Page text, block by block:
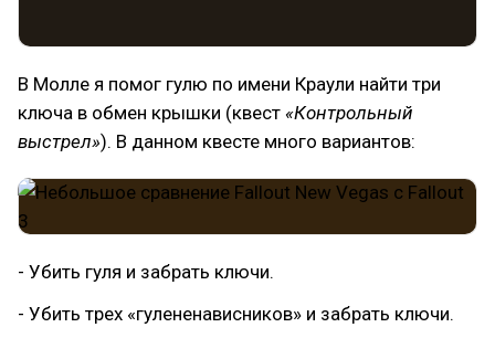
В Молле я помог гулю по имени Краули найти три
ключа в обмен крышки (квест «Контрольный
выстрел»). В данном квесте много вариантов:
- Убить гуля и забрать ключи.
- Убить трех «гулененависников» и забрать ключи.